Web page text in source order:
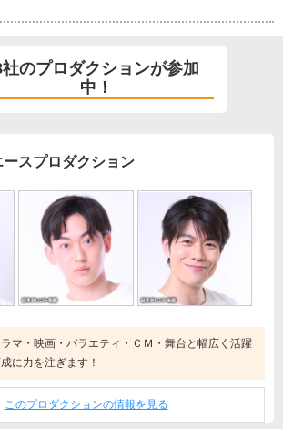
社のプロダクションが参加
中！
ースプロダクション
マ・映画・バラエティ・ＣＭ・舞台と幅広く活躍
に力を注ぎます！
このプロダクションの情報を見る